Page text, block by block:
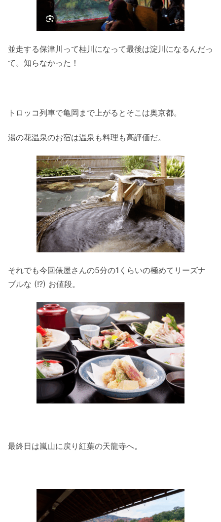
並走する保津川って桂川になって最後は淀川になるんだっ
て。知らなかった！
トロッコ列車で亀岡まで上がるとそこは奥京都。
湯の花温泉のお宿は温泉も料理も高評価だ。
それでも今回俵屋さんの5分の1くらいの極めてリーズナ
ブルな (!?) お値段。
最終日は嵐山に戻り紅葉の天龍寺へ。